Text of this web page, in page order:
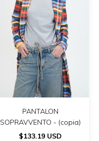
PANTALON
SOPRAVVENTO - (copia)
$133.19 USD